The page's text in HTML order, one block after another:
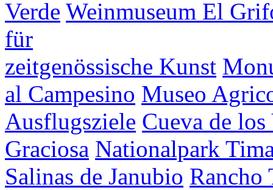
Verde Weinmuseum El
für
zeitgenössische Kunst
al Campesino Museo
Ausflugsziele Cueva de los
Graciosa Nationalpark
Salinas de Janubio Rancho